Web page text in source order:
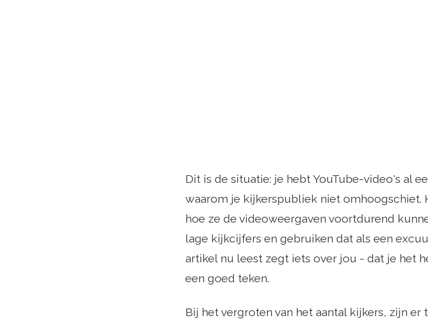
Dit is de situatie: je hebt YouTube-video's al
waarom je kijkerspubliek niet omhoogschiet.
hoe ze de videoweergaven voortdurend
lage kijkcijfers en gebruiken dat als een
artikel nu leest zegt iets over jou - dat je het
een goed teken.
Bij het vergroten van het aantal kijkers, zijn er